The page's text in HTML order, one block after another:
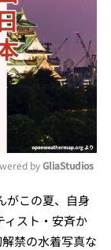
Mute
by GliaStudios
がこの夏、自身
ィスト・安斉か
禁の水着写真な